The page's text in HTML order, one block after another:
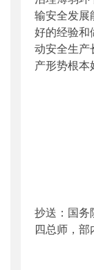
输安全发展
好的经验和
动安全生产
产形势根本
抄送：国务
四总师，部